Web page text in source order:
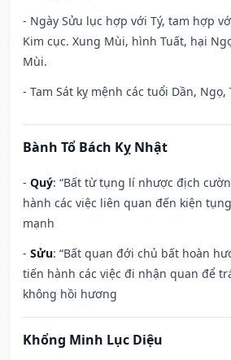
- Ngày Sửu lục hợp với Tý, tam hợp
Kim cục. Xung Mùi, hình Tuất, hại
Mùi.
- Tam Sát kỵ mệnh các tuổi Dần, Ngọ,
Bành Tổ Bách Kỵ Nhật
- Quý: “Bất từ tụng lí nhược địch
hành các việc liên quan đến kiện
mạnh
- Sửu: “Bất quan đới chủ bất hoàn
tiến hành các việc đi nhận quan để
không hồi hương
Khổng Minh Lục Diệu